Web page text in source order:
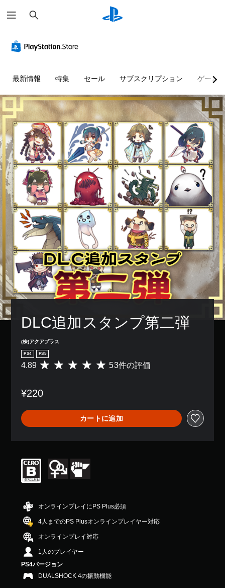
索
最新情報 特集 セール サブスクリプション ゲーム
DLC追加スタンプ第二弾
(株)アクアプラス
PS4 PS5
評
は
3
、
平
は
段
中
の
4
8
で
す
4.89 53件の評価
¥220
カートに追加
オンラインプレイにPS Plus必須
4人までのPS Plusオンラインプレイヤー対応
オンラインプレイ対応
1人のプレイヤー
PS4バージョン
DUALSHOCK 4の振動機能